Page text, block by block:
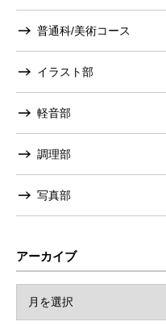
普通科/美術コース
イラスト部
軽音部
調理部
写真部
アーカイブ